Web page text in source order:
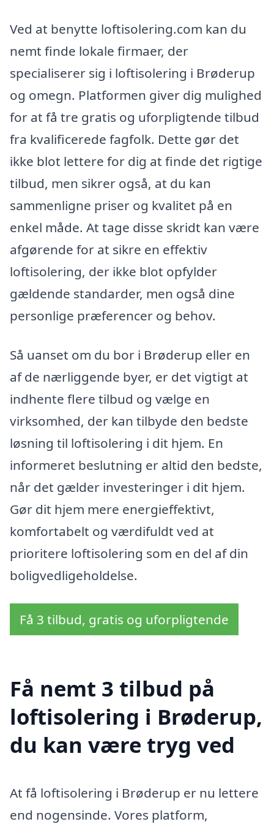
Ved at benytte loftisolering.com kan du
nemt finde lokale firmaer, der
specialiserer sig i loftisolering i Brøderup
og omegn. Platformen giver dig mulighed
for at få tre gratis og uforpligtende tilbud
fra kvalificerede fagfolk. Dette gør det
ikke blot lettere for dig at finde det rigtige
tilbud, men sikrer også, at du kan
sammenligne priser og kvalitet på en
enkel måde. At tage disse skridt kan være
afgørende for at sikre en effektiv
loftisolering, der ikke blot opfylder
gældende standarder, men også dine
personlige præferencer og behov.
Så uanset om du bor i Brøderup eller en
af de nærliggende byer, er det vigtigt at
indhente flere tilbud og vælge en
virksomhed, der kan tilbyde den bedste
løsning til loftisolering i dit hjem. En
informeret beslutning er altid den bedste,
når det gælder investeringer i dit hjem.
Gør dit hjem mere energieffektivt,
komfortabelt og værdifuldt ved at
prioritere loftisolering som en del af din
boligvedligeholdelse.
Få 3 tilbud, gratis og uforpligtende
Få nemt 3 tilbud på
loftisolering i Brøderup,
du kan være tryg ved
At få loftisolering i Brøderup er nu lettere
end nogensinde. Vores platform,